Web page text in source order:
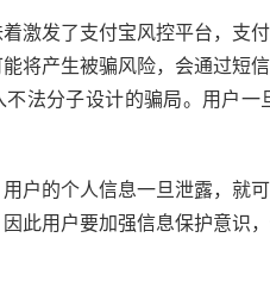
激发了支付宝风控平台，支
将产生被骗风险，会通过短
法分子设计的骗局。用户
户的个人信息一旦泄露，就
此用户要加强信息保护意识